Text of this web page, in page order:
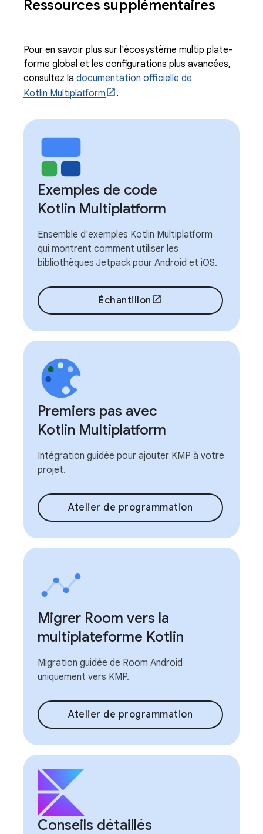
Ressources supplémentaires
Pour en savoir plus sur l'écosystème multip plate-
forme global et les configurations plus avancées,
consultez la documentation officielle de
Kotlin Multiplatform
.
Exemples de code
Kotlin Multiplatform
Ensemble d'exemples Kotlin Multiplatform
qui montrent comment utiliser les
bibliothèques Jetpack pour Android et iOS.
Échantillon
Premiers pas avec
Kotlin Multiplatform
Intégration guidée pour ajouter KMP à votre
projet.
Atelier de programmation
Migrer Room vers la
multiplateforme Kotlin
Migration guidée de Room Android
uniquement vers KMP.
Atelier de programmation
Conseils détaillés